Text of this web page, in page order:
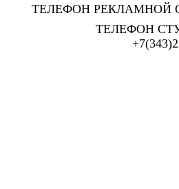
ТЕЛЕФОН РЕКЛАМНОЙ
ТЕЛЕФОН